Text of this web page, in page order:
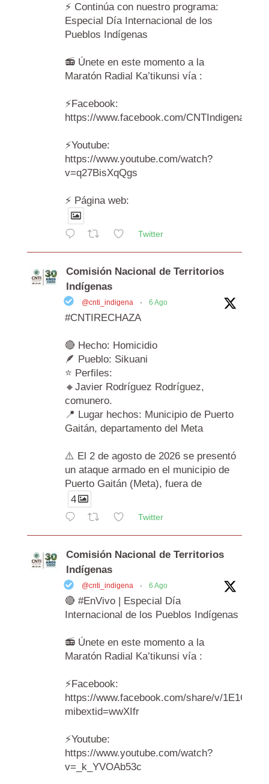
⚡️ Continúa con nuestro programa:
Especial Día Internacional de los
Pueblos Indígenas
📻 Únete en este momento a la
Maratón Radial Ka’tikunsi vía :
⚡️Facebook:
https://www.facebook.com/CNTIndigenas/
⚡️Youtube:
https://www.youtube.com/watch?
v=q27BisXqQgs
⚡️ Página web:
Twitter
Comisión Nacional de Territorios
Indígenas
@cnti_indigena · 6 Ago
#CNTIRECHAZA
🔴 Hecho: Homicidio
🪶 Pueblo: Sikuani
⭐ Perfiles:
🔸Javier Rodríguez Rodríguez,
comunero.
📍 Lugar hechos: Municipio de Puerto
Gaitán, departamento del Meta
⚠️ El 2 de agosto de 2026 se presentó
un ataque armado en el municipio de
Puerto Gaitán (Meta), fuera de
4
Twitter
Comisión Nacional de Territorios
Indígenas
@cnti_indigena · 6 Ago
🔴 #EnVivo | Especial Día
Internacional de los Pueblos Indígenas
📻 Únete en este momento a la
Maratón Radial Ka’tikunsi vía :
⚡️Facebook:
https://www.facebook.com/share/v/
mibextid=wwXIfr
⚡️Youtube:
https://www.youtube.com/watch?
v=_k_YVOAb53c